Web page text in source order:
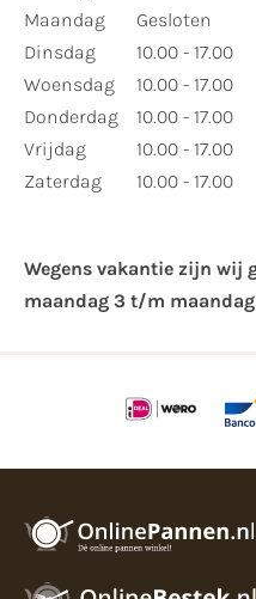
Maandag
Dinsdag
Woensdag
Donderdag
Vrijdag
Zaterdag
Gesloten
10.00 - 17.00
10.00 - 17.00
10.00 - 17.00
10.00 - 17.00
10.00 - 17.00
Wegens vakantie zijn wij
maandag 3 t/m